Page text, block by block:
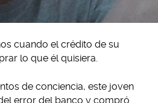
cuando el crédito de su
lo que él quisiera.
de conciencia, este joven
error del banco y compró